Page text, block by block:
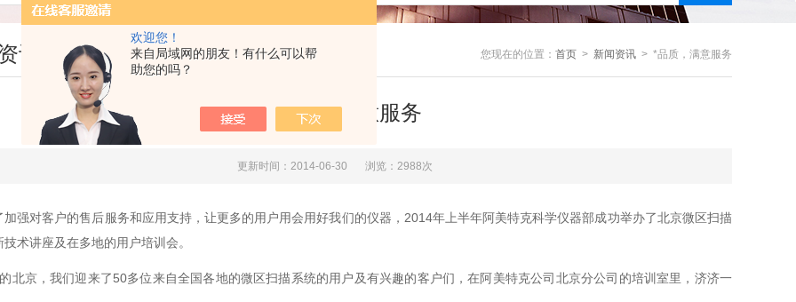
欢迎您！
来自局域网的朋友！有什么可以帮
助您的吗？
讯 您现在的位置： 首页 > 新闻资讯 > *品质，满意服务
*品质，满意服务
更新时间：2014-06-30 浏览：2988次
加强对客户的售后服务和应用支持，让更多的用户用会用好我们的仪器，2014年上半年阿美特克科学仪器部成功举办了北京微区扫描
技术讲座及在多地的用户培训会。
北京，我们迎来了50多位来自全国各地的微区扫描系统的用户及有兴趣的客户们，在阿美特克公司北京分公司的培训室里，济济一